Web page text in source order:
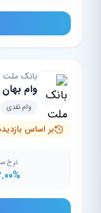
بانک ملت
وام
وام نقدی
بر اساس
نرخ